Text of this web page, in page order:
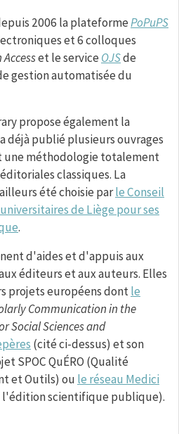
2006 la plateformePoPuPS
et 6 colloques
et le service OJSde
gestion automatisée du
propose également la
déjà publié plusieurs ouvrages
une méthodologie totalement
classiques. La
été choisie parle Conseil
de Liège pour ses
.
d'aides et d'appuis aux
éditeurs et aux auteurs. Elles
projets européens dontle
Communication in the
Social Sciences and
(cité ci-dessus) et son
SPOC QuÉRO (Qualité
et Outils) ou le réseau Medici
l'édition scientifique publique).